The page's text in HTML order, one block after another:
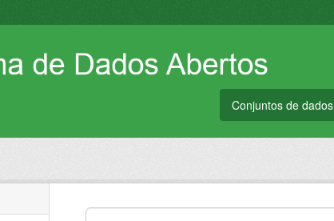
Conjuntos de dados